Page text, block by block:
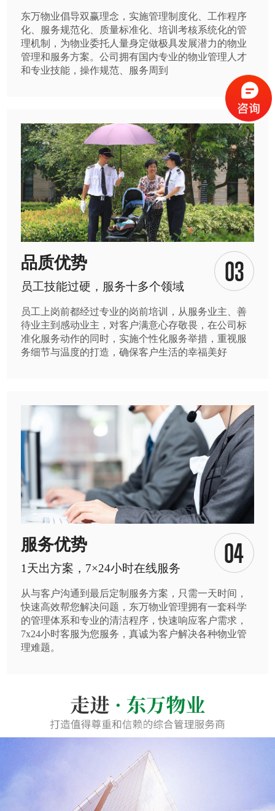
东万物业倡导双赢理念，实施管理制度化、工作程序
化、服务规范化、质量标准化、培训考核系统化的管
理机制，为物业委托人量身定做极具发展潜力的物业
管理和服务方案。公司拥有国内专业的物业管理人才
和专业技能，操作规范、服务周到
品质优势
员工技能过硬，服务十多个领域
员工上岗前都经过专业的岗前培训，从服务业主、善
待业主到感动业主，对客户满意心存敬畏，在公司标
准化服务动作的同时，实施个性化服务举措，重视服
务细节与温度的打造，确保客户生活的幸福美好
服务优势
1天出方案，7×24小时在线服务
从与客户沟通到最后定制服务方案，只需一天时间，
快速高效帮您解决问题，东万物业管理拥有一套科学
的管理体系和专业的清洁程序，快速响应客户需求，
7x24小时客服为您服务，真诚为客户解决各种物业管
理难题。